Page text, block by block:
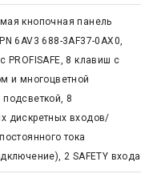
кнопочная панель
6AV3 688-3AF37-0AX0,
PROFISAFE, 8 клавиш с
и многоцветной
8
дискретных входов/
тока
2 SAFETY входа